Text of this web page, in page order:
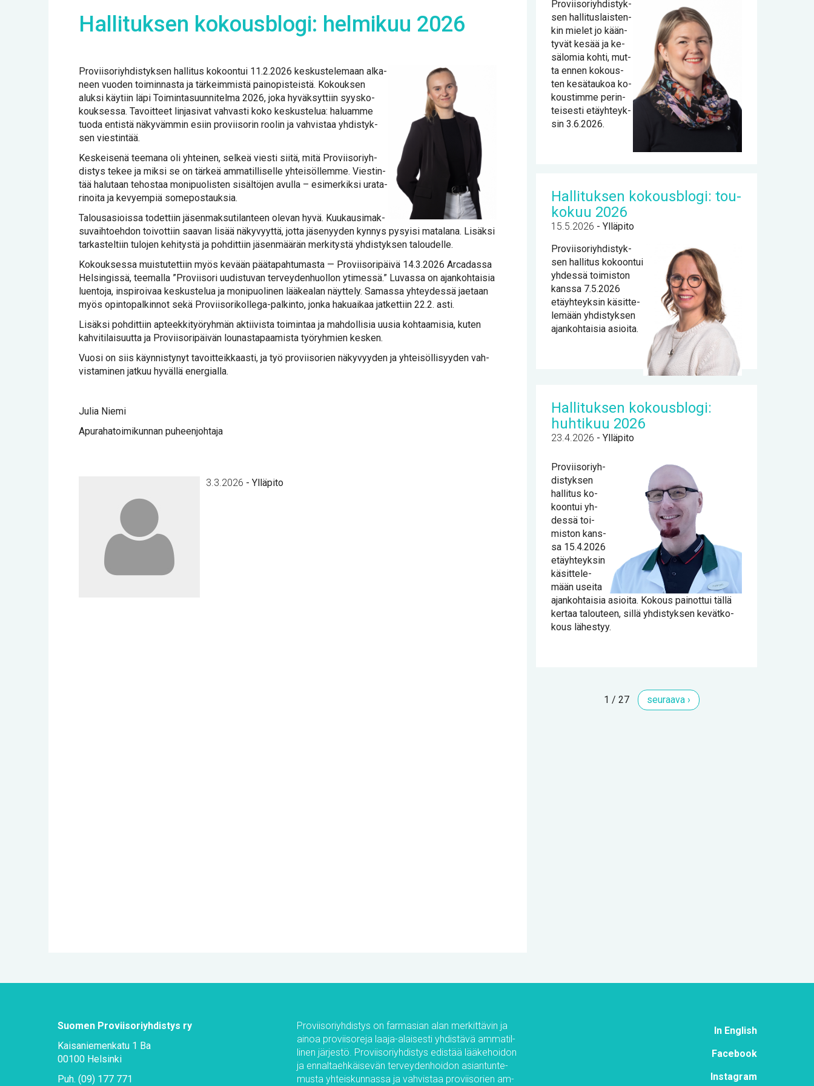
Hal­li­tuk­sen ko­kous­blo­gi: hel­mi­kuu 2026
Pro­vii­so­riyh­dis­tyk­sen hal­li­tus ko­koon­tui 11.2.2026 kes­kus­te­le­maan al­ka­
neen vuo­den toi­min­nas­ta ja tär­keim­mis­tä pain­opis­teis­tä. Ko­kouk­sen
aluk­si käy­tiin lä­pi Toi­min­ta­suun­ni­tel­ma 2026, jo­ka hy­väk­syt­tiin syys­ko­
kouk­ses­sa. Ta­voit­teet lin­ja­si­vat vah­vas­ti ko­ko kes­kus­te­lua: ha­luam­me
tuo­da en­tis­tä nä­ky­väm­min esiin pro­vii­so­rin roo­lin ja vah­vis­taa yh­dis­tyk­
sen vies­tin­tää.
Kes­kei­se­nä tee­ma­na oli yh­tei­nen, sel­keä vies­ti sii­tä, mi­tä Pro­vii­so­riyh­
dis­tys te­kee ja mik­si se on tär­keä am­ma­til­li­sel­le yh­tei­söl­lem­me. Vies­tin­
tää ha­lu­taan te­hos­taa mo­ni­puo­lis­ten si­säl­tö­jen avul­la – esi­mer­kik­si ura­ta­
ri­noi­ta ja ke­vyem­piä so­me­pos­tauk­sia.
Ta­lous­asiois­sa to­det­tiin jä­sen­mak­su­ti­lan­teen ole­van hy­vä. Kuu­kausi­mak­
su­vaih­toeh­don toi­vot­tiin saa­van li­sää nä­ky­vyyt­tä, jot­ta jä­se­nyy­den kyn­nys py­syi­si ma­ta­la­na. Li­säk­si
tar­kas­tel­tiin tu­lo­jen ke­hi­tys­tä ja poh­dit­tiin jä­sen­mää­rän mer­ki­tys­tä yh­dis­tyk­sen ta­lou­del­le.
Ko­kouk­ses­sa muis­tu­tet­tiin myös ke­vään pää­ta­pah­tu­mas­ta — Pro­vii­so­ri­päi­vä 14.3.2026 Arca­das­sa
Hel­sin­gis­sä, tee­mal­la ”Pro­vii­so­ri uu­dis­tu­van ter­vey­den­huol­lon yti­mes­sä.” Lu­vas­sa on ajan­koh­tai­sia
luen­to­ja, ins­pi­roi­vaa kes­kus­te­lua ja mo­ni­puo­li­nen lää­kea­lan näyt­te­ly. Sa­mas­sa yh­tey­des­sä jae­taan
myös opin­to­pal­kin­not se­kä Pro­vii­so­ri­kol­le­ga-pal­kin­to, jon­ka ha­kuai­kaa jat­ket­tiin 22.2. as­ti.
Li­säk­si poh­dit­tiin ap­teek­ki­työ­ryh­män ak­tii­vis­ta toi­min­taa ja mah­dol­li­sia uusia koh­taa­mi­sia, ku­ten
kah­vi­ti­lai­suut­ta ja Pro­vii­so­ri­päi­vän lou­nas­ta­paa­mis­ta työ­ryh­mien kes­ken.
Vuo­si on siis käyn­nis­ty­nyt ta­voit­teik­kaas­ti, ja työ pro­vii­so­rien nä­ky­vyy­den ja yh­tei­söl­li­syy­den vah­
vis­ta­mi­nen jat­kuu hy­väl­lä ener­gial­la.
Ju­lia Nie­mi
Apu­ra­ha­toi­mi­kun­nan pu­heen­joh­ta­ja
3.3.2026 - Ylläpito
Pro­vii­so­riyh­dis­tyk­
sen hal­li­tus­lais­ten­
kin mie­let jo kään­
ty­vät ke­sää ja ke­
sä­lo­mia koh­ti, mut­
ta en­nen ko­kous­
ten ke­sä­tau­koa ko­
kous­tim­me pe­rin­
tei­ses­ti etäyh­teyk­
sin 3.6.2026.
Hal­li­tuk­sen ko­kous­blo­gi: tou­
ko­kuu 2026
15.5.2026 - Ylläpito
Pro­vii­so­riyh­dis­tyk­
sen hal­li­tus ko­koon­tui
yh­des­sä toi­mis­ton
kans­sa 7.5.2026
etäyh­teyk­sin kä­sit­te­
le­mään yh­dis­tyk­sen
ajan­koh­tai­sia asioi­ta.
Hal­li­tuk­sen ko­kous­blo­gi:
huh­ti­kuu 2026
23.4.2026 - Ylläpito
Pro­vii­so­riyh­
dis­tyk­sen
hal­li­tus ko­
koon­tui yh­
des­sä toi­
mis­ton kans­
sa 15.4.2026
etäyh­teyk­sin
kä­sit­te­le­
mään usei­ta
ajan­koh­tai­sia asioi­ta. Ko­kous pai­not­tui täl­lä
ker­taa ta­lou­teen, sil­lä yh­dis­tyk­sen ke­vät­ko­
kous lä­hes­tyy.
1 / 27 seu­raa­va ›
Suo­men Pro­vii­so­riyh­dis­tys ry
Kai­sa­nie­men­ka­tu 1 Ba
00100 Hel­sin­ki
Puh. (09) 177 771
Pro­vii­so­riyh­dis­tys on far­m­asian alan mer­kit­tä­vin ja
ai­noa pro­vii­so­re­ja laa­ja-alai­ses­ti yh­dis­tä­vä am­ma­til­
li­nen jär­jes­tö. Pro­vii­so­riyh­dis­tys edis­tää lää­ke­hoi­don
ja en­nal­taeh­käi­se­vän ter­vey­den­hoi­don asian­tun­te­
mus­ta yh­teis­kun­nas­sa ja vah­vis­taa pro­vii­so­rien am­
In English
Face­book
Ins­ta­gram